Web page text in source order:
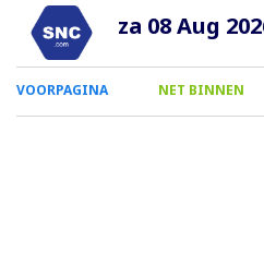
za 08 Aug
0
Smartphone
VOORPAGINA NET BINNEN